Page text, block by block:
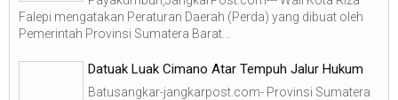
Falepi mengatakan Peraturan Daerah (Perda) yang dibuat oleh
Pemerintah Provinsi Sumatera Barat...
Datuak Luak Cimano Atar Tempuh Jalur Hukum
Batusangkar-jangkarpost.com- Provinsi Sumatera